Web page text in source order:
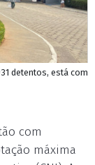
detentos, está com
com
máxima